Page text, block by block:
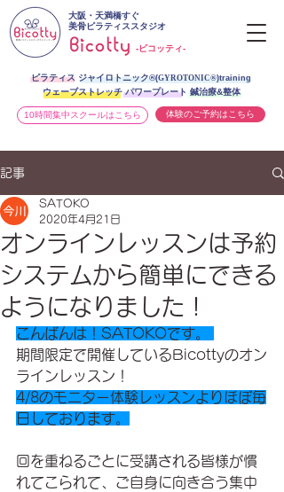
ピラティス ジャイロトニック®︎(GYROTONIC®)training
ウェーブストレッチ パワープレート 鍼治療&整体
10時間集中スクールはこちら 体験のご予約はこちら
大阪・天満橋すぐ
美骨ピラティススタジオ
-ビコッティ-
記事
オンラインレッスンは予約
システムから簡単にできる
ようになりました！
SATOKO
2020年4月21日
こんばんは！SATOKOです。
期間限定で開催しているBicottyのオン
ラインレッスン！
4/8のモニター体験レッスンよりほぼ毎
日しております。
回を重ねるごとに受講される皆様が慣
れてこられて、ご自身に向き合う集中